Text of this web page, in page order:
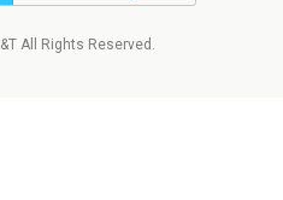
All Rights Reserved.